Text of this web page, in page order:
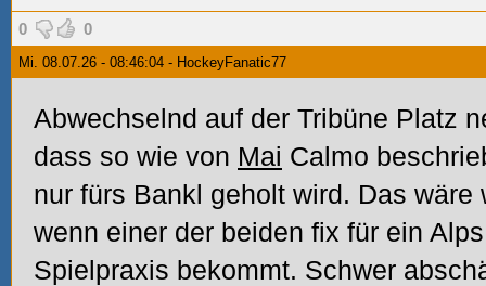
0 0
Mi. 08.07.26 - 08:46:04 - HockeyFanatic77
Abwechselnd auf der Tribüne Platz
dass so wie von Mai Calmo
nur fürs Bankl geholt wird. Das wäre
wenn einer der beiden fix für ein
Spielpraxis bekommt. Schwer